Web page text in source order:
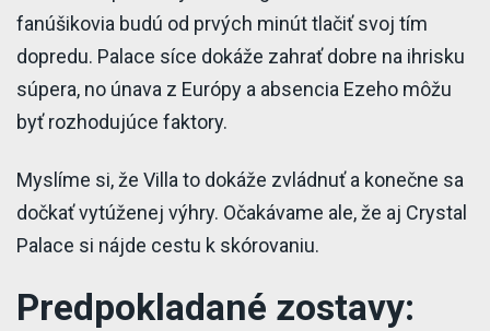
fanúšikovia budú od prvých minút tlačiť svoj tím
dopredu. Palace síce dokáže zahrať dobre na ihrisku
súpera, no únava z Európy a absencia Ezeho môžu
byť rozhodujúce faktory.
Myslíme si, že Villa to dokáže zvládnuť a konečne sa
dočkať vytúženej výhry. Očakávame ale, že aj Crystal
Palace si nájde cestu k skórovaniu.
Predpokladané zostavy: